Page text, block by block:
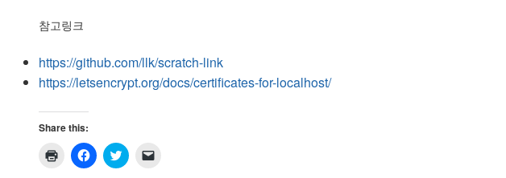
참고링크
https://github.com/llk/scratch-link
https://letsencrypt.org/docs/certificates-for-localhost/
Share this:
C
l
C
l